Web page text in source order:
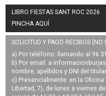
LIBRO FIESTAS SANT ROC 2026
PINCHA AQUÍ
SOLICITUD Y PAGO RECIBOS
a) Por teléfono: llamando al 96
b) Por email: a
nombre, apellidos y DNI del titular.
c) Presencialmente: en la
Libertad, 7), de lunes a viernes